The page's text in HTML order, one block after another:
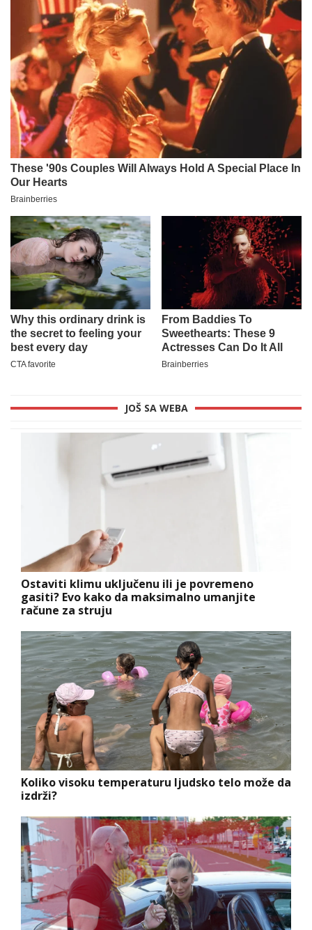
JOŠ SA WEBA
Ostaviti klimu uključenu ili je povremeno
gasiti? Evo kako da maksimalno umanjite
račune za struju
Koliko visoku temperaturu ljudsko telo može da
izdrži?